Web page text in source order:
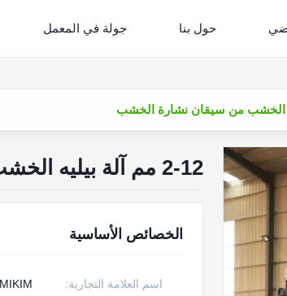
حول بنا جولة في المعمل
2-12 مم آلة بيليه الخشب من سيقان نشارة الخشب
الخصائص الأساسية
اسم العلامة التجارية: MIKIM